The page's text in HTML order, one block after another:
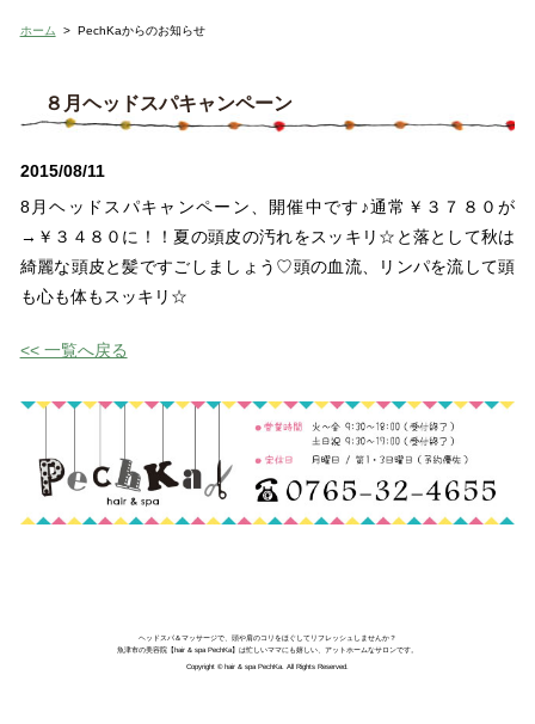
ホーム > PechKaからのお知らせ
８月ヘッドスパキャンペーン
2015/08/11
8月ヘッドスパキャンペーン、開催中です♪通常￥３７８０が
→￥３４８０に！！夏の頭皮の汚れをスッキリ☆と落として秋は
綺麗な頭皮と髪ですごしましょう♡頭の血流、リンパを流して頭
も心も体もスッキリ☆
<< 一覧へ戻る
ヘッドスパ＆マッサージで、頭や肩のコリをほぐしてリフレッシュしませんか？
魚津市の美容院【hair & spa PechKa】は忙しいママにも嬉しい、アットホームなサロンです。
Copyright © hair & spa PechKa. All Rights Reserved.